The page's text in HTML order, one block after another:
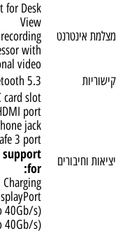
מצלמת אינטרנט
for Desk
View
with
video
קישוריות
5.3
יציאות וחיבורים
card slot
port
jack
3 port
support
for:
Charging
40Gb/s)
40Gb/s)